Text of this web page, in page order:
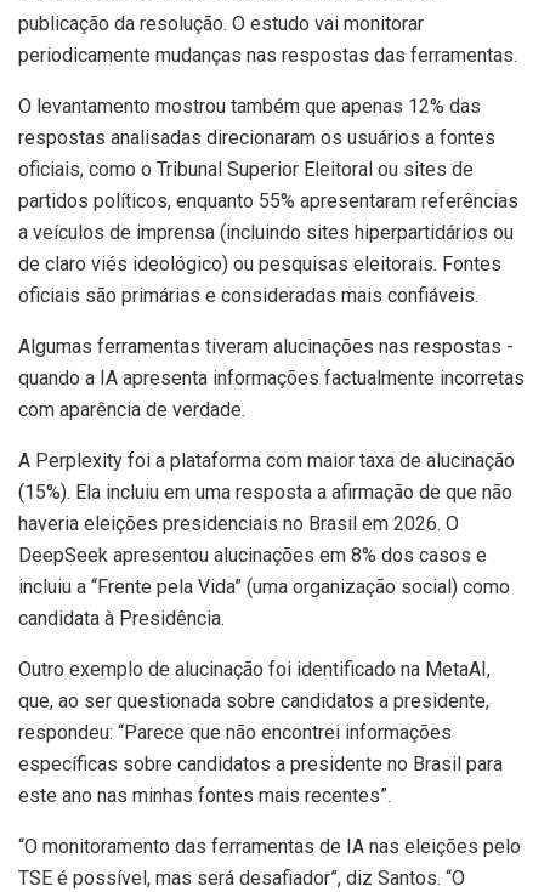
publicação da resolução. O estudo vai monitorar
periodicamente mudanças nas respostas das ferramentas.
O levantamento mostrou também que apenas 12% das
respostas analisadas direcionaram os usuários a fontes
oficiais, como o Tribunal Superior Eleitoral ou sites de
partidos políticos, enquanto 55% apresentaram referências
a veículos de imprensa (incluindo sites hiperpartidários ou
de claro viés ideológico) ou pesquisas eleitorais. Fontes
oficiais são primárias e consideradas mais confiáveis.
Algumas ferramentas tiveram alucinações nas respostas -
quando a IA apresenta informações factualmente incorretas
com aparência de verdade.
A Perplexity foi a plataforma com maior taxa de alucinação
(15%). Ela incluiu em uma resposta a afirmação de que não
haveria eleições presidenciais no Brasil em 2026. O
DeepSeek apresentou alucinações em 8% dos casos e
incluiu a “Frente pela Vida” (uma organização social) como
candidata à Presidência.
Outro exemplo de alucinação foi identificado na MetaAI,
que, ao ser questionada sobre candidatos a presidente,
respondeu: “Parece que não encontrei informações
específicas sobre candidatos a presidente no Brasil para
este ano nas minhas fontes mais recentes”.
“O monitoramento das ferramentas de IA nas eleições pelo
TSE é possível, mas será desafiador”, diz Santos. “O